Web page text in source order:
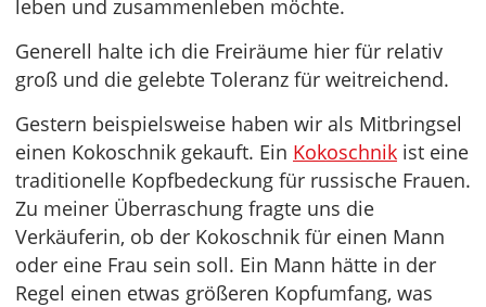
leben und zusammenleben möchte.
Generell halte ich die Freiräume hier für relativ
groß und die gelebte Toleranz für weitreichend.
Gestern beispielsweise haben wir als Mitbringsel
einen Kokoschnik gekauft. Ein Kokoschnik ist eine
traditionelle Kopfbedeckung für russische Frauen.
Zu meiner Überraschung fragte uns die
Verkäuferin, ob der Kokoschnik für einen Mann
oder eine Frau sein soll. Ein Mann hätte in der
Regel einen etwas größeren Kopfumfang, was